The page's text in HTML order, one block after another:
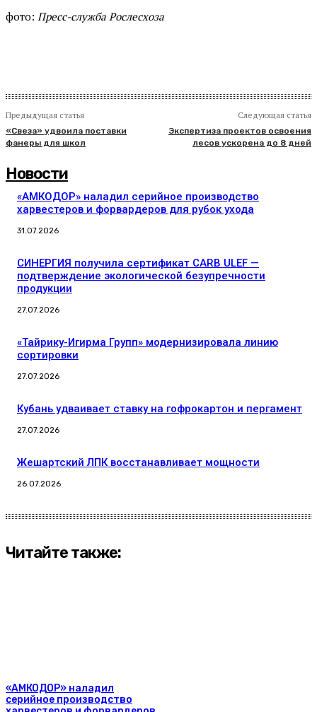
фото: Пресс-служба Рослесхоза
Предыдущая статья
«Свеза» удвоила поставки
фанеры для школ
Следующая статья
Экспертиза проектов освоения
лесов ускорена до 8 дней
Новости
«АМКОДОР» наладил серийное производство
харвестеров и форвардеров для рубок ухода
31.07.2026
СИНЕРГИЯ получила сертификат CARB ULEF —
подтверждение экологической безупречности
продукции
27.07.2026
«Тайрику-Игирма Групп» модернизировала линию
сортировки
27.07.2026
Кубань удваивает ставку на гофрокартон и пергамент
27.07.2026
Жешартский ЛПК восстанавливает мощности
26.07.2026
Читайте также:
«АМКОДОР» наладил
серийное производство